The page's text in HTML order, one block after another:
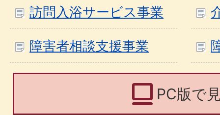
訪問入浴サービス事業
障害者相談支援事業
PC版で